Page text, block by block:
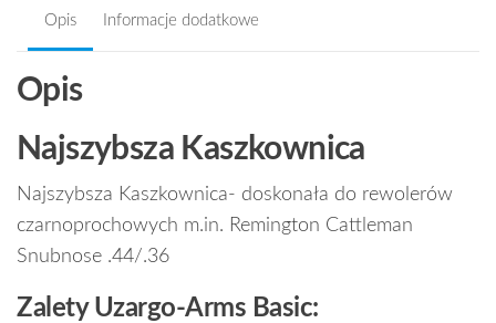
Opis Informacje dodatkowe
Opis
Najszybsza Kaszkownica
Najszybsza Kaszkownica- doskonała do rewolerów
czarnoprochowych m.in. Remington Cattleman
Snubnose .44/.36
Zalety Uzargo-Arms Basic: